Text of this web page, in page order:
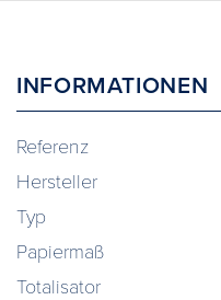
INFORMATIONEN
Referenz
Hersteller
Typ
Papiermaß
Totalisator